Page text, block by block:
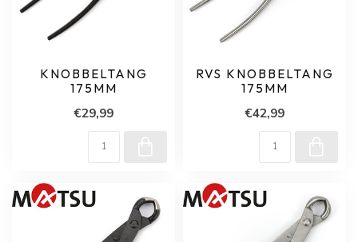
KNOBBELTANG
175MM
€29,99
RVS KNOBBELTANG
175MM
€42,99